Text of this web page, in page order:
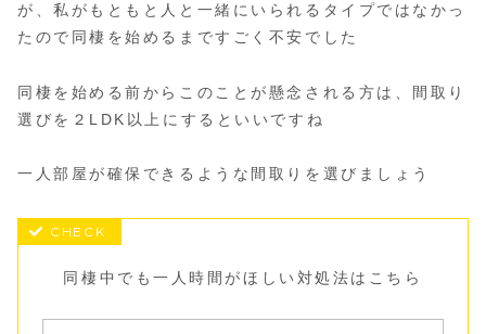
が、私がもともと人と一緒にいられるタイプではなかっ
たので同棲を始めるまですごく不安でした
同棲を始める前からこのことが懸念される方は、間取り
選びを２LDK以上にするといいですね
一人部屋が確保できるような間取りを選びましょう
同棲中でも一人時間がほしい対処法はこちら